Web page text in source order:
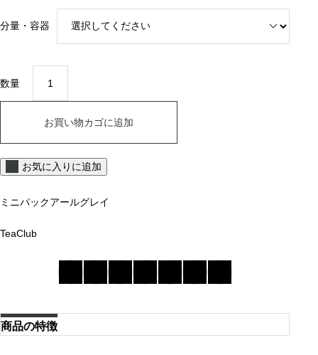
8
6
0
分量・容器
数量
ア
グ
お買い物カゴに追加
お気に入りに追加
ミニパックアールグレイ
TeaClub
商品の特徴